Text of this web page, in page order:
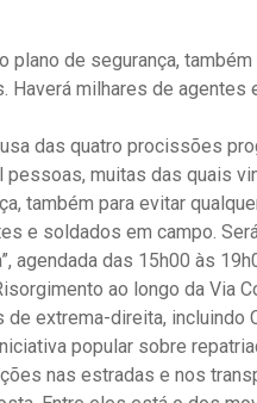
plano de segurança,
milhares de agentes
das quatro procissões
muitas das quais
também para evitar
e soldados em campo.
agendada das 15h00 às
ao longo da Via
extrema-direita, incluindo
popular sobre
nas estradas e nos